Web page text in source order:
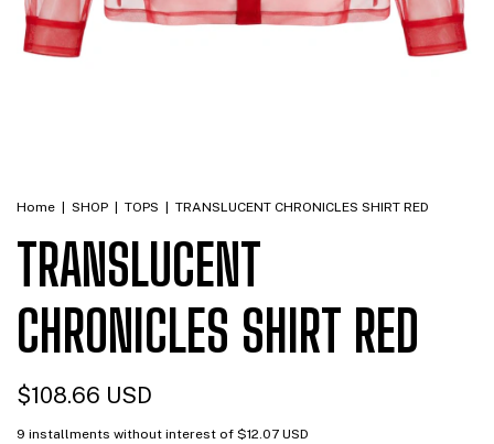
Home | SHOP | TOPS | TRANSLUCENT CHRONICLES SHIRT RED
TRANSLUCENT
CHRONICLES SHIRT RED
$108.66 USD
9 installments without interest of $12.07 USD